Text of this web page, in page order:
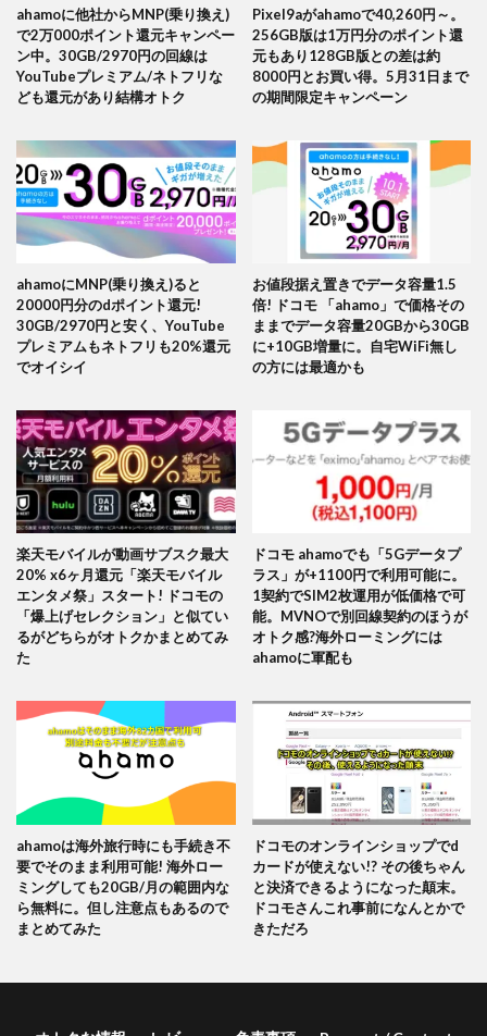
ahamoに他社からMNP(乗り換え)
で2万000ポイント還元キャンペー
ン中。30GB/2970円の回線は
YouTubeプレミアム/ネトフリな
ども還元があり結構オトク
Pixel9aがahamoで40,260円～。
256GB版は1万円分のポイント還
元もあり128GB版との差は約
8000円とお買い得。5月31日まで
の期間限定キャンペーン
ahamoにMNP(乗り換え)ると
20000円分のdポイント還元!
30GB/2970円と安く、YouTube
プレミアムもネトフリも20%還元
でオイシイ
お値段据え置きでデータ容量1.5
倍! ドコモ 「ahamo」で価格その
ままでデータ容量20GBから30GB
に+10GB増量に。自宅WiFi無し
の方には最適かも
楽天モバイルが動画サブスク最大
20% x6ヶ月還元「楽天モバイル
エンタメ祭」スタート! ドコモの
「爆上げセレクション」と似てい
るがどちらがオトクかまとめてみ
た
ドコモ ahamoでも「5Gデータプ
ラス」が+1100円で利用可能に。
1契約でSIM2枚運用が低価格で可
能。MVNOで別回線契約のほうが
オトク感?海外ローミングには
ahamoに軍配も
ahamoは海外旅行時にも手続き不
要でそのまま利用可能! 海外ロー
ミングしても20GB/月の範囲内な
ら無料に。但し注意点もあるので
まとめてみた
ドコモのオンラインショップでd
カードが使えない!? その後ちゃん
と決済できるようになった顛末。
ドコモさんこれ事前になんとかで
きただろ